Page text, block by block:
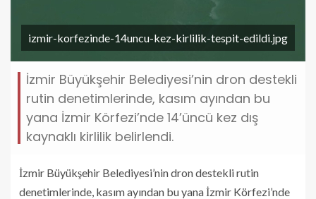
izmir-korfezinde-14uncu-kez-kirlilik-tespit-edildi.jpg
İzmir Büyükşehir Belediyesi’nin dron destekli
rutin denetimlerinde, kasım ayından bu
yana İzmir Körfezi’nde 14’üncü kez dış
kaynaklı kirlilik belirlendi.
İzmir Büyükşehir Belediyesi’nin dron destekli rutin
denetimlerinde, kasım ayından bu yana İzmir Körfezi’nde